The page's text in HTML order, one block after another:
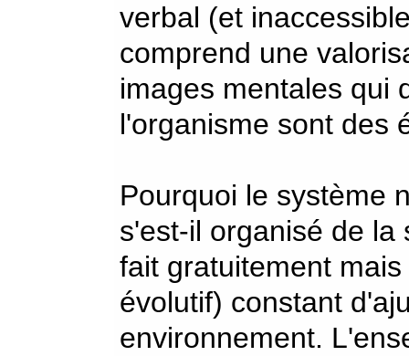
verbal (et
comprend une
images mentales qui
l'organisme sont des
Pourquoi le système
s'est-il organisé de la
fait gratuitement
évolutif) constant
environnement.